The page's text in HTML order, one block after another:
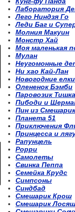
Лаборатория
Лего Ниндзя Го
Леди Баг и
Молния Макуин
Монстр Хай
Моя маленькая
Мулан
Неугомонные
Ни хао Кай-Лан
Новогодние елки
Олененок Бэмби
Паровозик Тишка
Пибоди и
Пин из
Планета 51
Приключения
Принцесса и
Рапунцель
Рорри
Самолеты
Свинка Пеппа
Семейка Крудс
Симпсоны
Синдбад
Смешарик Крош
Смешарик Лосяш